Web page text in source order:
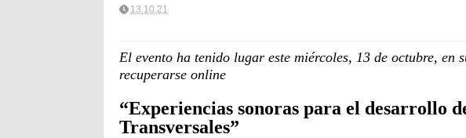
13.10.21
El evento ha tenido lugar este miércoles, 13 de octubre, en
recuperarse online
“Experiencias sonoras para el desarrollo
Transversales”